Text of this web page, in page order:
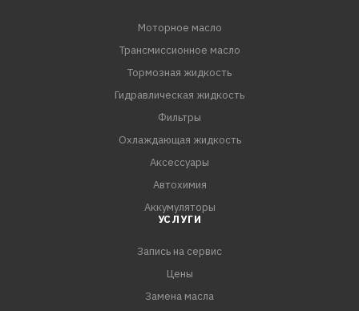
Моторное масло
Трансмиссионное масло
Тормозная жидкость
Гидравлическая жидкость
Фильтры
Охлаждающая жидкость
Аксессуары
Автохимия
Аккумуляторы
УСЛУГИ
Запись на сервис
Цены
Замена масла